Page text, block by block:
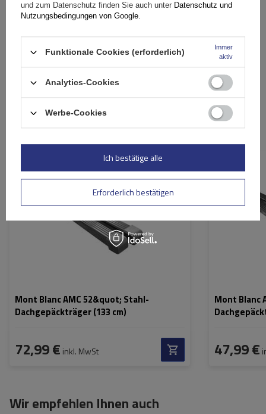
Ihre E-Mail-Adresse
Bewertung abschicken
Ähnliche Produkte
Mont Blanc AMC 52&quot; Stahl-
Dachgepäckträger (133 cm)
72,99 € inkl. MwSt
Mont Blanc
47,99 €
Wir empfehlen Ihnen auch
und zum Datenschutz finden Sie auch unter Datenschutz und
Nutzungsbedingungen von Google.
Funktionale Cookies (erforderlich)
Immer
aktiv
Analytics-Cookies
Werbe-Cookies
Erforderlich bestätigen
Ich bestätige alle